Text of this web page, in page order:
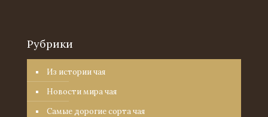
Рубрики
Из истории чая
Новости мира чая
Самые дорогие сорта чая